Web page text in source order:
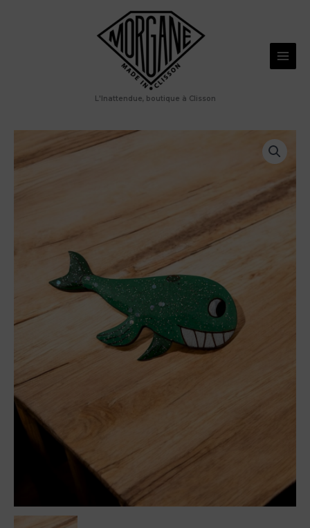
L'Inattendue, boutique à Clisson